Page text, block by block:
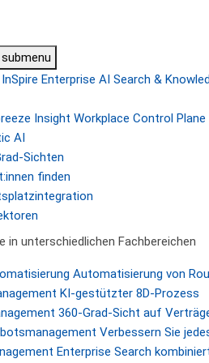
Enterprise AI Search &
Insight Workplace Control
AI
Sichten
finden
in unterschiedlichen Fachbereichen
Automatisierung von
KI-gestützter 8D-Prozess
360-Grad-Sicht auf
Verbessern Sie
Enterprise Search